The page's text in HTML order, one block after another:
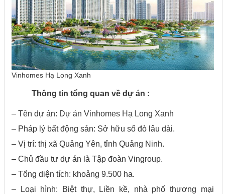
Vinhomes Hạ Long Xanh
Thông tin tổng quan về dự án :
– Tên dự án: Dự án Vinhomes Hạ Long Xanh
– Pháp lý bất động sản: Sở hữu sổ đỏ lâu dài.
– Vị trí: thị xã Quảng Yên, tỉnh Quảng Ninh.
– Chủ đầu tư dự án là Tập đoàn Vingroup.
– Tổng diện tích: khoảng 9.500 ha.
– Loại hình: Biệt thự, Liền kề, nhà phố thương mại